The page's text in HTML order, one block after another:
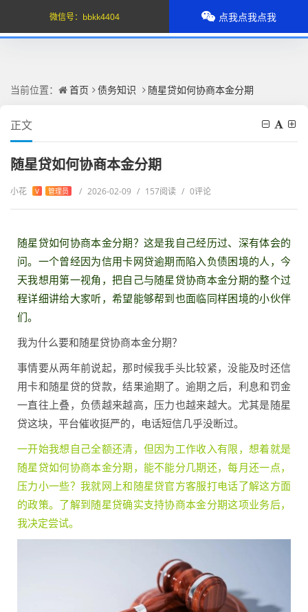
当前位置： 首页 债务知识 随星贷如何协商本金分期
正文
随星贷如何协商本金分期
小花 V 管理员 / 2026-02-09 / 157阅读 / 0评论
随星贷如何协商本金分期？这是我自己经历过、深有体会的
问。一个曾经因为信用卡网贷逾期而陷入负债困境的人，今
天我想用第一视角，把自己与随星贷协商本金分期的整个过
程详细讲给大家听，希望能够帮到也面临同样困境的小伙伴
们。
我为什么要和随星贷协商本金分期？
事情要从两年前说起，那时候我手头比较紧，没能及时还信
用卡和随星贷的贷款，结果逾期了。逾期之后，利息和罚金
一直往上叠，负债越来越高，压力也越来越大。尤其是随星
贷这块，平台催收挺严的，电话短信几乎没断过。
一开始我想自己全额还清，但因为工作收入有限，想着就是
随星贷如何协商本金分期，能不能分几期还，每月还一点，
压力小一些？我就网上和随星贷官方客服打电话了解这方面
的政策。了解到随星贷确实支持协商本金分期这项业务后，
我决定尝试。
微信号： bbkk4404 点我点我点我